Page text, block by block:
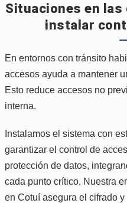
Situaciones en las
instalar
En entornos con tránsito
accesos ayuda a mantener
Esto reduce accesos no
interna.
Instalamos el sistema con
garantizar el control de
protección de datos,
cada punto crítico. Nuestra
en Cotuí asegura el cifrado